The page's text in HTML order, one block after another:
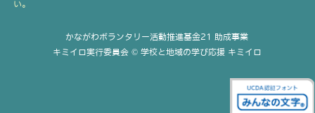
い。
かながわボランタリー活動推進基金21 助成事業
キミイロ実行委員会 © 学校と地域の学び応援 キミイロ